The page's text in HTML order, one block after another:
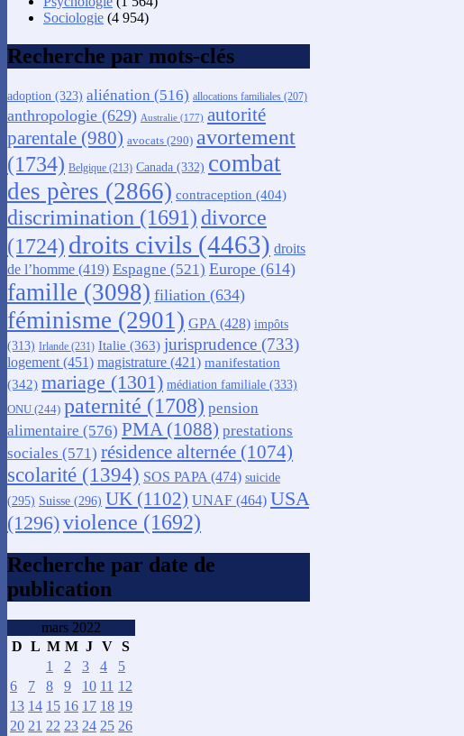
Sociologie (4 954)
Recherche par mots-clés
adoption (323) aliénation (516) allocations familiales (207)
anthropologie (629) Australie (177) autorité
parentale (980) avocats (290) avortement
(1734) Belgique (213) Canada (332) combat
des pères (2866) contraception (404)
discrimination (1691) divorce
(1724) droits civils (4463) droits
de l’homme (419) Espagne (521) Europe (614)
famille (3098) filiation (634)
féminisme (2901) GPA (428) impôts
(313) Irlande (231) Italie (363) jurisprudence (733)
logement (451) magistrature (421) manifestation
(342) mariage (1301) médiation familiale (333)
ONU (244) paternité (1708) pension
alimentaire (576) PMA(1088) prestations
sociales (571) résidence alternée (1074)
scolarité (1394) SOS PAPA(474) suicide
(295) Suisse (296) UK (1102) UNAF (464) USA
(1296)violence (1692)
Recherche par date de
publication
mars 2022
D L M M J V S
1
2 3 4
5
6
7 8 9 10 11 12
13 14 15 16 17 18 19
20 21 22 23 24 25 26